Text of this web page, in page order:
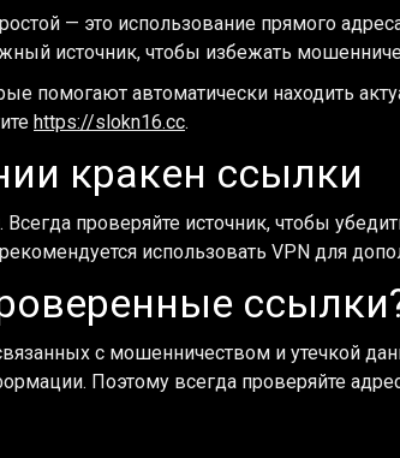
— это использование прямого
источник, чтобы избежать
помогают автоматически находить
https://slokn16.cc.
кракен ссылки
проверяйте источник, чтобы
использовать VPN для
с мошенничеством и утечкой
Поэтому всегда проверяйте